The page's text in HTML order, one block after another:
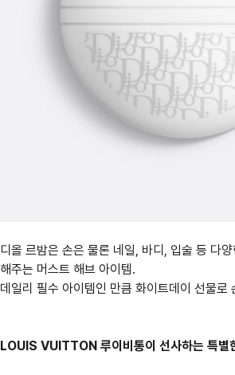
디올 르밤은 손은 물론 네일, 바디, 입술 등 다
해주는 머스트 해브 아이템.
데일리 필수 아이템인 만큼 화이트데이 선물로
LOUIS VUITTON 루이비통이 선사하는 특별